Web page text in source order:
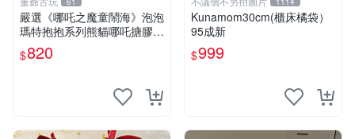
嚴選《哪吒之魔童鬧海》泡泡
瑪特抱抱系列熊貓哪吒搪膠臉
毛絨， STATE：如圖顯示 哪
吒 毛絨公仔 泡泡瑪特
$820
Kunamom30cm(櫃床橘袋）
95成新
$999